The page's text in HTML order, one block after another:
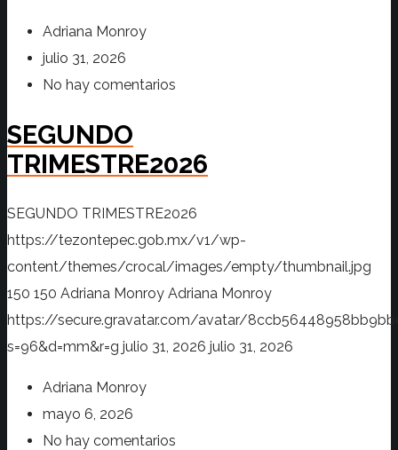
Adriana Monroy
julio 31, 2026
No hay comentarios
SEGUNDO
TRIMESTRE2026
SEGUNDO TRIMESTRE2026
https://tezontepec.gob.mx/v1/wp-
content/themes/crocal/images/empty/thumbnail.jpg
150 150 Adriana Monroy Adriana Monroy
https://secure.gravatar.com/avatar/
s=96&d=mm&r=g julio 31, 2026 julio 31, 2026
Adriana Monroy
mayo 6, 2026
No hay comentarios